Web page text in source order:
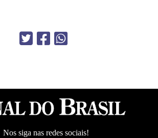
Nos siga nas redes sociais!